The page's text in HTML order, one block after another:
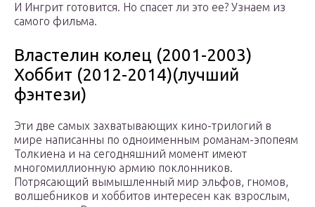
И Ингрит готовится. Но спасет ли это ее? Узнаем из
самого фильма.
Властелин колец (2001-2003)
Хоббит (2012-2014)(лучший
фэнтези)
Эти две самых захватывающих кино-трилогий в
мире написанны по одноименным романам-эпопеям
Толкиена и на сегодняшний момент имеют
многомиллионную армию поклонников.
Потрясающий вымышленный мир эльфов, гномов,
волшебников и хоббитов интересен как взрослым,